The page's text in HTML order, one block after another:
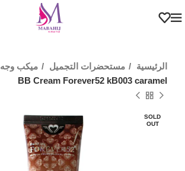
الرئيسية مستحضرات التجميل ميكب وجه
BB Cream Forever52 kB003 caramel
SOLD
OUT